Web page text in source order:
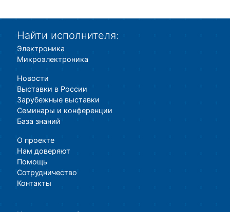
Найти исполнителя:
Электроника
Микроэлектроника
Новости
Выставки в России
Зарубежные выставки
Семинары и конференции
База знаний
О проекте
Нам доверяют
Помощь
Сотрудничество
Контакты